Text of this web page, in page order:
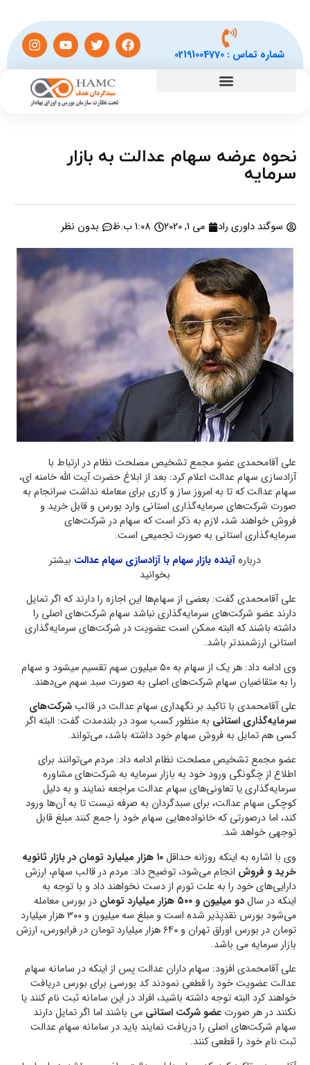
شماره تماس :02191004770
نحوه عرضه سهام عدالت به بازار
سرمایه
سوگند داوری راد می 1, 2020 1:08 ب.ظ بدون نظر
علی آقامحمدی عضو مجمع تشخیص مصلحت نظام در ارتباط با
آزادسازی سهام عدالت اعلام کرد: بعد از ابلاغ حضرت آیت الله خامنه ای،
سهام عدالت که تا به امروز ساز و کاری برای معامله نداشت سرانجام به
صورت شرکت‌های سرمایه‌گذاری استانی وارد بورس و قابل خرید و
فروش خواهند شد، لازم به ذکر است که سهام در شرکت‌های
سرمایه‌گذاری استانی به صورت تجمیعی است.
دربارهآینده بازار سهام با آزادسازی سهام عدالت بیشتر
بخوانید
علی آقامحمدی گفت: بعضی از سهام‌ها این اجازه را دارند که اگر تمایل
دارند عضو شرکت‌های سرمایه‌گذاری نباشد سهام شرکت‌های اصلی را
داشته باشند که البته ممکن است عضویت در شرکت‌های سرمایه‌گذاری
استانی ارزشمندتر باشد.
وی ادامه داد: هر یک از سهام به ۵۰ میلیون سهم تقسیم میشود و سهام
را به متقاضیان سهام شرکت‌های اصلی به صورت سبد سهم می‌دهند.
علی آقامحمدی با تاکید بر نگهداری سهام عدالت در قالبشرکت‌های
سرمایه‌گذاری استانی به منظور کسب سود در بلندمدت گفت: البته اگر
کسی هم تمایل به فروش سهام خود داشته باشد، می‌تواند.
عضو مجمع تشخیص مصلحت نظام ادامه داد: مردم می‌توانند برای
اطلاع از چگونگی ورود خود به بازار سرمایه به شرکت‌های مشاوره
سرمایه‌گذاری یا تعاونی‌های سهام عدالت مراجعه نمایند و به دلیل
کوچکی سهام عدالت، برای سبدگردان به صرفه نیست تا به آن‌ها ورود
کند، اما درصورتی که خانواده‌هایی سهام خود را جمع کنند مبلغ قابل
توجهی خواهد شد.
وی با اشاره به اینکه روزانه حداقل
۱۰ هزار میلیارد تومان در بازار ثانویه
خرید و فروش انجام می‌شود، توضیح داد: مردم در قالب سهام، ارزش
دارایی‌های خود را به علت تورم از دست نخواهند داد و با توجه به
اینکه در سالدو میلیون و ۵۰۰ هزار میلیارد تومان
در بورس معامله
می‌شود بورس نقدپذیر شده است و مبلغ سه میلیون و ۳۰۰ هزار میلیارد
تومان در بورس اوراق تهران و ۶۴۰ هزار میلیارد تومان در فرابورس، ارزش
بازار سرمایه می باشد.
علی آقامحمدی افزود: سهام داران عدالت پس از اینکه در سامانه سهام
عدالت عضویت خود را قطعی نمودند کد بورسی برای بورس دریافت
خواهند کرد البته توجه داشته باشید، افراد در این سامانه ثبت نام کنند یا
نکنند در هر صورت عضو شرکت استانی می باشند اما اگر تمایل دارند
سهام شرکت‌های اصلی را دریافت نمایند باید در سامانه سهام عدالت
ثبت نام خود را قطعی کنند.